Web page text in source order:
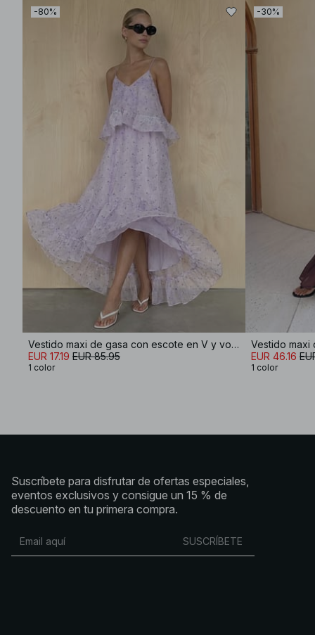
-80%
Vestido maxi de gasa con escote en V y volumen
EUR 17.19 EUR 85.95
1 color
-30%
Vestido maxi
EUR 46.16
1 color
Suscríbete para disfrutar de ofertas especiales,
eventos exclusivos y consigue un 15 % de
descuento en tu primera compra.
SUSCRÍBETE